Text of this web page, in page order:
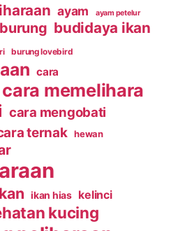
ayam ayam petelur
budidaya ikan
burung lovebird
cara
cara memelihara
cara mengobati
ternak hewan
ikan hias kelinci
kucing